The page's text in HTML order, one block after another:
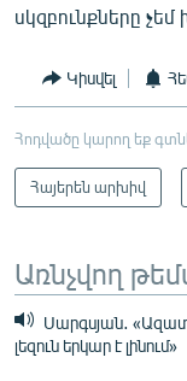
սկզբունքները
Կիսվել
Հոդվածը կարող եք
Հայերեն արխիվ
Առնչվող
Սարգսյան․
լեզուն երկար է լինում»